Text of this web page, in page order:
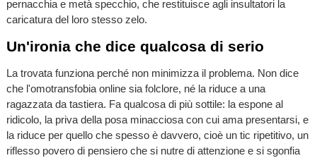
pernacchia e metà specchio, che restituisce agli insultatori la
caricatura del loro stesso zelo.
Un'ironia che dice qualcosa di serio
La trovata funziona perché non minimizza il problema. Non dice
che l'omotransfobia online sia folclore, né la riduce a una
ragazzata da tastiera. Fa qualcosa di più sottile: la espone al
ridicolo, la priva della posa minacciosa con cui ama presentarsi, e
la riduce per quello che spesso è davvero, cioè un tic ripetitivo, un
riflesso povero di pensiero che si nutre di attenzione e si sgonfia